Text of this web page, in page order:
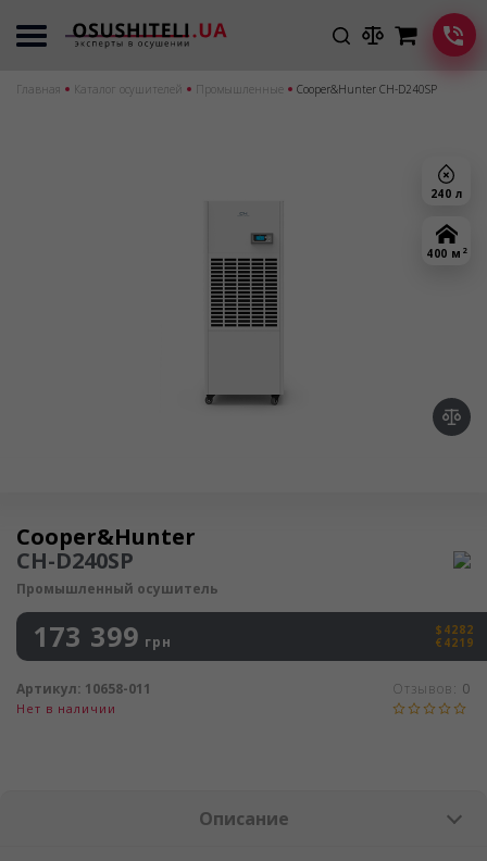
Главная Каталог осушителей Промышленные Cooper&Hunter CH-D240SP
240 л
400 м 2
Осушитель воздуха
Cooper&Hunter
CH-D240SP
Промышленный осушитель
173 399 грн
$4282
€4219
Нет в наличии
Отзывов: 0
Артикул: 10658-011
Описание